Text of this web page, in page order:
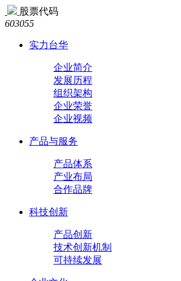
股票代码
603055
实力台华
企业简介
发展历程
组织架构
企业荣誉
企业视频
产品与服务
产品体系
产业布局
合作品牌
科技创新
产品创新
技术创新机制
可持续发展